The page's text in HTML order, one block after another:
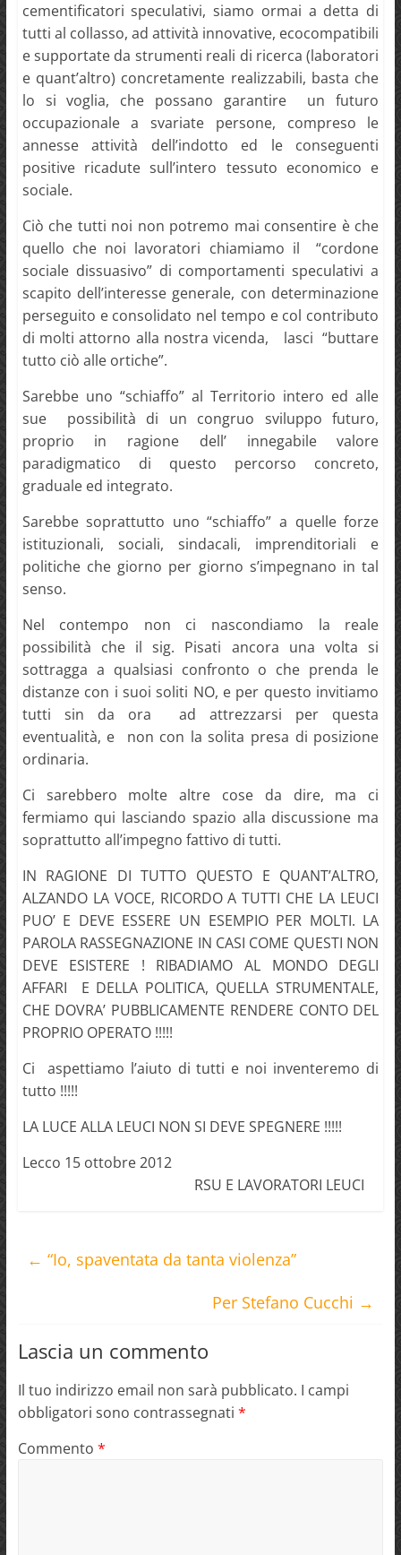
cementificatori speculativi, siamo ormai a detta di
tutti al collasso, ad attività innovative, ecocompatibili
e supportate da strumenti reali di ricerca (laboratori
e quant’altro) concretamente realizzabili, basta che
lo si voglia, che possano garantire un futuro
occupazionale a svariate persone, compreso le
annesse attività dell’indotto ed le conseguenti
positive ricadute sull’intero tessuto economico e
sociale.
Ciò che tutti noi non potremo mai consentire è che
quello che noi lavoratori chiamiamo il “cordone
sociale dissuasivo” di comportamenti speculativi a
scapito dell’interesse generale, con determinazione
perseguito e consolidato nel tempo e col contributo
di molti attorno alla nostra vicenda, lasci “buttare
tutto ciò alle ortiche”.
Sarebbe uno “schiaffo” al Territorio intero ed alle
sue possibilità di un congruo sviluppo futuro,
proprio in ragione dell’ innegabile valore
paradigmatico di questo percorso concreto,
graduale ed integrato.
Sarebbe soprattutto uno “schiaffo” a quelle forze
istituzionali, sociali, sindacali, imprenditoriali e
politiche che giorno per giorno s’impegnano in tal
senso.
Nel contempo non ci nascondiamo la reale
possibilità che il sig. Pisati ancora una volta si
sottragga a qualsiasi confronto o che prenda le
distanze con i suoi soliti NO, e per questo invitiamo
tutti sin da ora ad attrezzarsi per questa
eventualità, e non con la solita presa di posizione
ordinaria.
Ci sarebbero molte altre cose da dire, ma ci
fermiamo qui lasciando spazio alla discussione ma
soprattutto all’impegno fattivo di tutti.
IN RAGIONE DI TUTTO QUESTO E QUANT’ALTRO,
ALZANDO LA VOCE, RICORDO A TUTTI CHE LA LEUCI
PUO’ E DEVE ESSERE UN ESEMPIO PER MOLTI. LA
PAROLA RASSEGNAZIONE IN CASI COME QUESTI NON
DEVE ESISTERE ! RIBADIAMO AL MONDO DEGLI
AFFARI E DELLA POLITICA, QUELLA STRUMENTALE,
CHE DOVRA’ PUBBLICAMENTE RENDERE CONTO DEL
PROPRIO OPERATO !!!!!
Ci aspettiamo l’aiuto di tutti e noi inventeremo di
tutto !!!!!
LA LUCE ALLA LEUCI NON SI DEVE SPEGNERE !!!!!
Lecco 15 ottobre 2012
RSU E LAVORATORI LEUCI
← “Io, spaventata da tanta violenza”
Per Stefano Cucchi →
Lascia un commento
Il tuo indirizzo email non sarà pubblicato. I campi
obbligatori sono contrassegnati *
Commento *